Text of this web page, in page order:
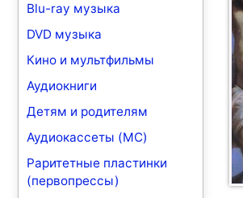
Blu-ray музыка
DVD музыка
Кино и мультфильмы
Аудиокниги
Детям и родителям
Аудиокассеты (MC)
Раритетные пластинки
(первопрессы)